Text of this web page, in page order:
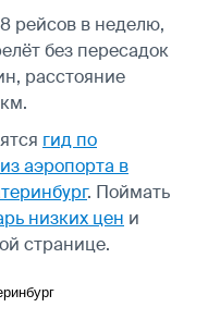
рейсов в неделю,
без пересадок
расстояние
гид по
аэропорта в
. Поймать
низких цен и
странице.